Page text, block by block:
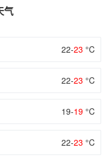
气
22-23 °C
22-23 °C
19-19 °C
22-23 °C